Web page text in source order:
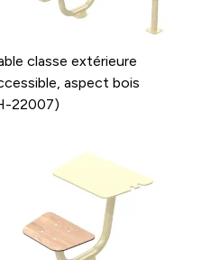
classe extérieure
aspect bois
22007)